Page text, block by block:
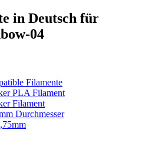
in Deutsch für
04
Filamente
PLA Filament
Filament
Durchmesser